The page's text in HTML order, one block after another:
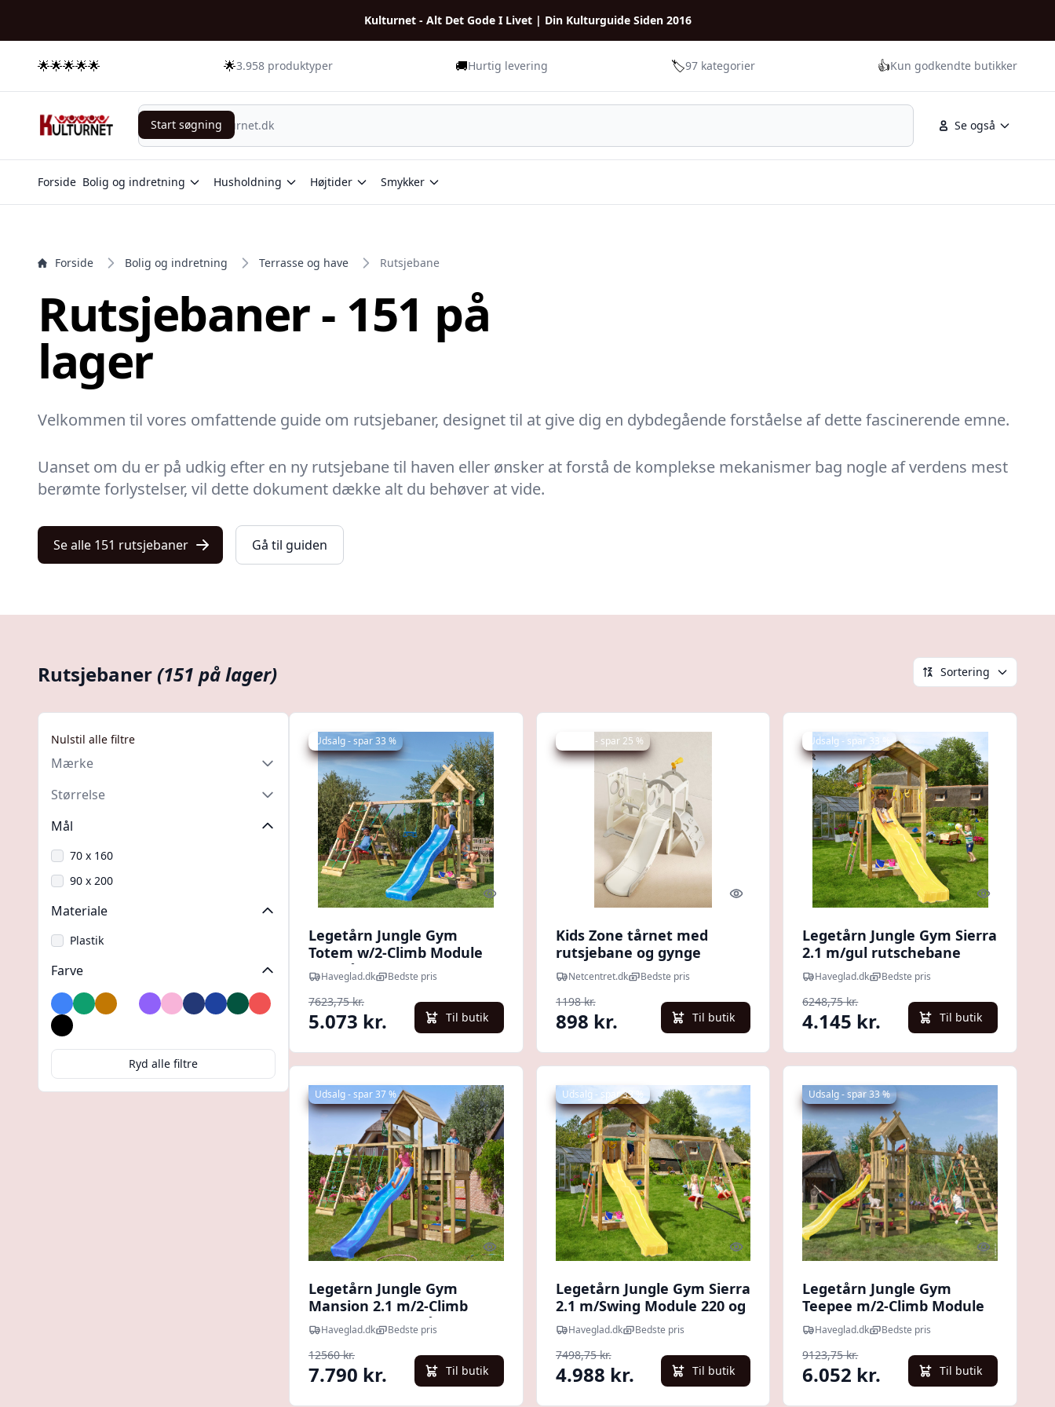
Kulturnet - Alt Det Gode I Livet | Din Kulturguide Siden 2016
🌟🌟🌟🌟🌟 🌟3.958 produktyper 🚚Hurtig levering 🏷️97 kategorier 👍Kun godkendte butikker
Se også
Start søgning
Start søgning
Forside Bolig og indretning Husholdning Højtider Smykker
Forside Bolig og indretning Terrasse og have Rutsjebane
Rutsjebaner - 151 på
lager
Velkommen til vores omfattende guide om rutsjebaner, designet til at give dig en dybdegående forståelse af dette fascinerende emne.
Uanset om du er på udkig efter en ny rutsjebane til haven eller ønsker at forstå de komplekse mekanismer bag nogle af verdens mest
berømte forlystelser, vil dette dokument dække alt du behøver at vide.
Se alle 151 rutsjebaner Gå til guiden
Rutsjebaner(151 på lager) Sortering
Nulstil alle filtre
Mærke
Størrelse
Mål
70 x 160
90 x 200
Materiale
Plastik
Farve
Blå Grøn
Gul HvidLillaLyserødMarineblå
Mørkeblå
Mørkegrøn
Rød
Sort
Ryd alle filtre
Udsalg - spar 33 %
Quick look
Legetårn Jungle Gym
Totem w/2-Climb Module
200 blå rutschebane
Haveglad.dk Bedste pris
7623,75 kr.
5.073 kr. Til butik
Udsalg - spar 25 %
Quick look
Kids Zone tårnet med
rutsjebane og gynge
Netcentret.dk Bedste pris
1198 kr.
898 kr. Til butik
Udsalg - spar 33 %
Quick look
Legetårn Jungle Gym Sierra
2.1 m/gul rutschebane
Haveglad.dk Bedste pris
6248,75 kr.
4.145 kr. Til butik
Udsalg - spar 37 %
Quick look
Legetårn Jungle Gym
Mansion 2.1 m/2-Climb
Module 220 og blå
rutsjebane
Haveglad.dk Bedste pris
12560 kr.
7.790 kr. Til butik
Udsalg - spar 33 %
Quick look
Legetårn Jungle Gym Sierra
2.1 m/Swing Module 220 og
gul rutschebane
Haveglad.dk Bedste pris
7498,75 kr.
4.988 kr. Til butik
Udsalg - spar 33 %
Quick look
Legetårn Jungle Gym
Teepee m/2-Climb Module
200 og gul rutschebane
Haveglad.dk Bedste pris
9123,75 kr.
6.052 kr. Til butik